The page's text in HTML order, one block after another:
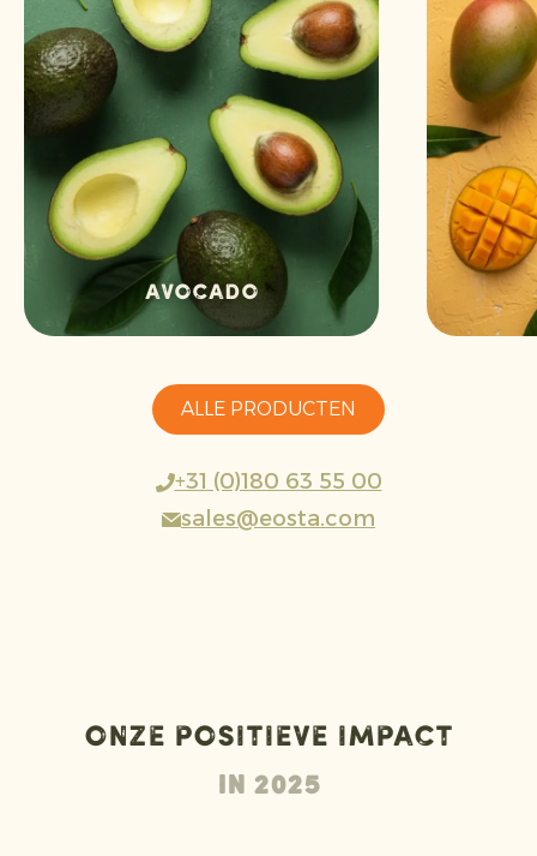
Avocado
ALLE PRODUCTEN
+31 (0)180 63 55 00
sales@eosta.com
Onze positieve impact
In 2025